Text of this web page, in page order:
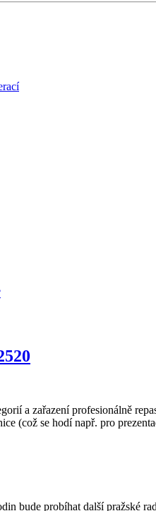
a zařazení profesionálně
(což se hodí např. pro
bude probíhat další pražské